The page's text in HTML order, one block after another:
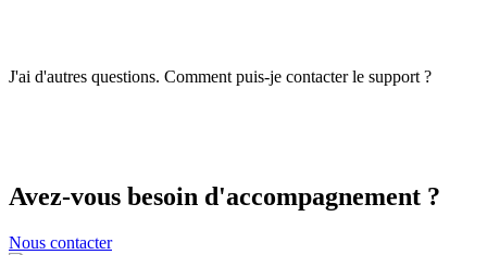
J'ai d'autres questions. Comment puis-je contacter le support ?
Avez-vous besoin d'accompagnement ?
Nous contacter